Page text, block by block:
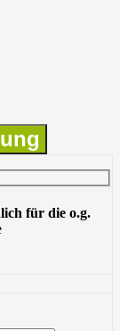
für die o.g.